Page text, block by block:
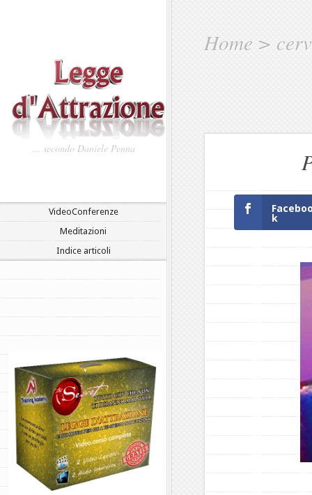
… secondo Daniele Penna
VideoConferenze
Meditazioni
Indice articoli
.
Home >
k